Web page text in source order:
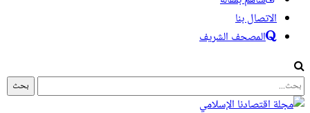
الاتصال بنا
المصحف الشريف